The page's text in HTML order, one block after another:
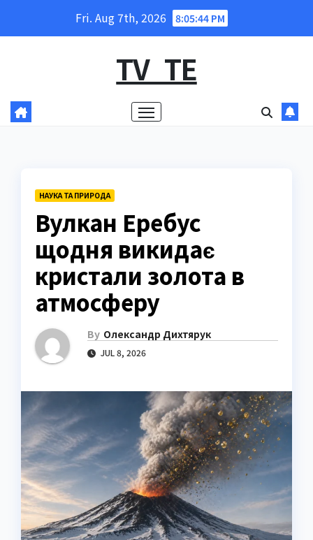
Fri. Aug 7th, 2026 8:05:45 PM
TV_TE
НАУКА ТА ПРИРОДА
Вулкан Еребус
щодня викидає
кристали золота в
атмосферу
By Олександр Дихтярук
JUL 8, 2026